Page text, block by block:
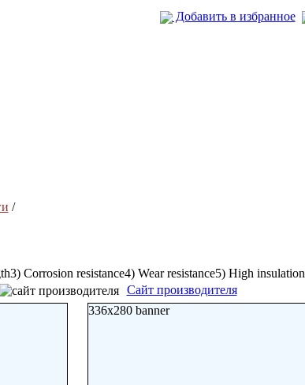
Добавить в избранное
/
Corrosion resistance4) Wear resistance5) High insulation
Сайт производителя
336x280 banner